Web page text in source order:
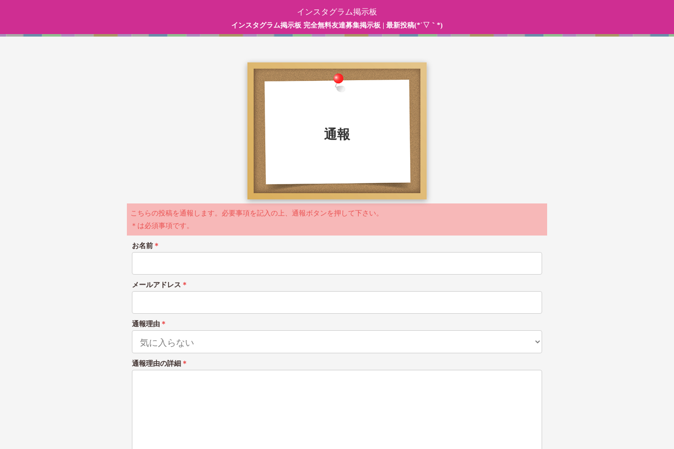
インスタグラム掲示板
インスタグラム掲示板 完全無料友達募集掲示板 | 最新投稿(*´▽｀*)
通報
こちらの投稿を通報します。必要事項を記入の上、通報ボタンを押して下さい。
＊は必須事項です。
お名前 ＊
メールアドレス ＊
通報理由 ＊
通報理由の詳細 ＊